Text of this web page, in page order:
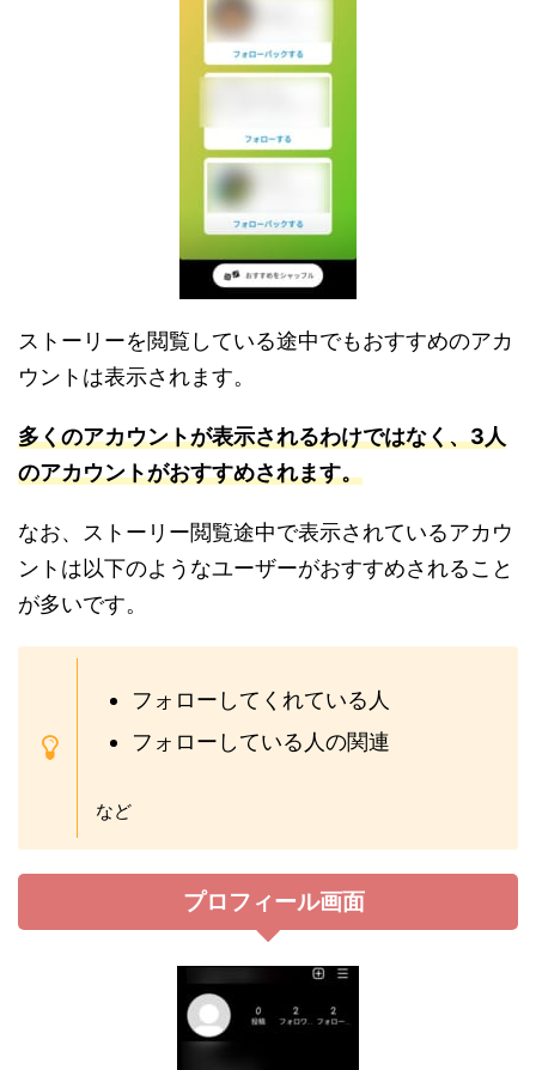
ストーリーを閲覧している途中でもおすすめのアカ
ウントは表示されます。
多くのアカウントが表示されるわけではなく、3人
のアカウントがおすすめされます。
なお、ストーリー閲覧途中で表示されているアカウ
ントは以下のようなユーザーがおすすめされること
が多いです。
フォローしてくれている人
フォローしている人の関連
など
プロフィール画面